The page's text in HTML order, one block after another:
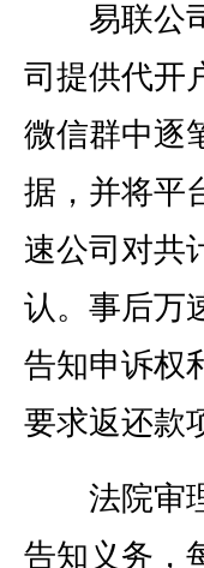
易联公司
司提供代开
微信群中逐
据，并将平
速公司对共
认。事后万
告知申诉权
要求返还款
法院审理
告知义务，